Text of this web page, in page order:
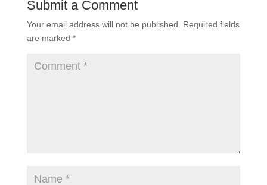
Submit a Comment
Your email address will not be published.
Required fields
are marked *